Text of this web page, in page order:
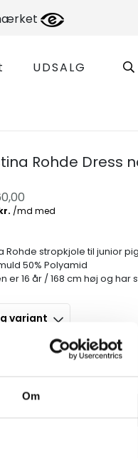
Om
UDSALG
Rohde Dress
Rohde stropkjole til junior
50% Polyamid
er 16 år / 168 cm høj og har